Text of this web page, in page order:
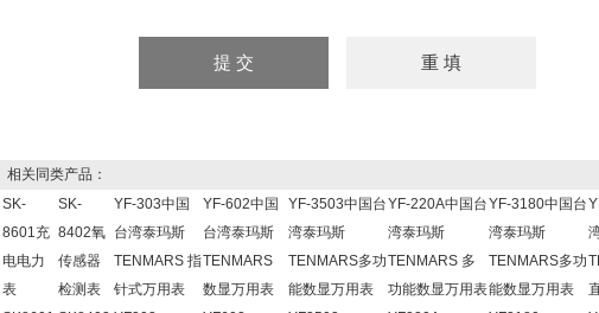
相关同类产品：
SK-
8601充
电电力
表
SK-
8402氧
传感器
检测表
YF-303中国
台湾泰玛斯
TENMARS 指
针式万用表
YF-602中国
台湾泰玛斯
TENMARS
数显万用表
YF-3503中国台
湾泰玛斯
TENMARS多功
能数显万用表
YF-220A中国台
湾泰玛斯
TENMARS 多
功能数显万用表
YF-3180中国台
湾泰玛斯
TENMARS多功
能数显万用表